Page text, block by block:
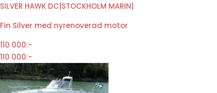
SILVER HAWK DC STOCKHOLM MARIN
Fin Silver med nyrenoverad motor
110 000:-
110 000:-